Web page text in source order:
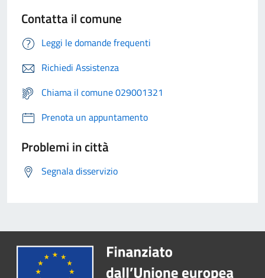
Contatta il comune
Leggi le domande frequenti
Richiedi Assistenza
Chiama il comune 029001321
Prenota un appuntamento
Problemi in città
Segnala disservizio